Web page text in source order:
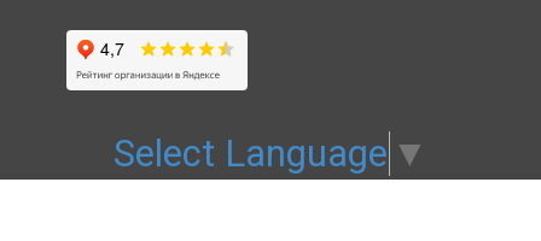
Select Language ▼